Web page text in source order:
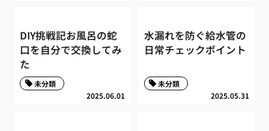
DIY挑戦記お風呂の蛇
口を自分で交換してみ
た
2025.06.01
未分類
水漏れを防ぐ給水管の
日常チェックポイント
2025.05.31
未分類